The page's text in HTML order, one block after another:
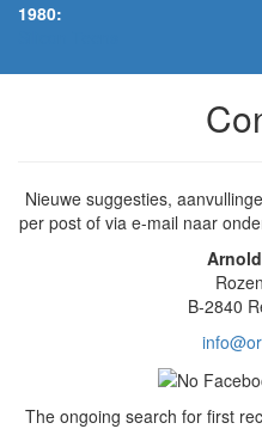
1980:
Nieuwe suggesties,
per post of via e-mail naar
B-2840
The ongoing search for first